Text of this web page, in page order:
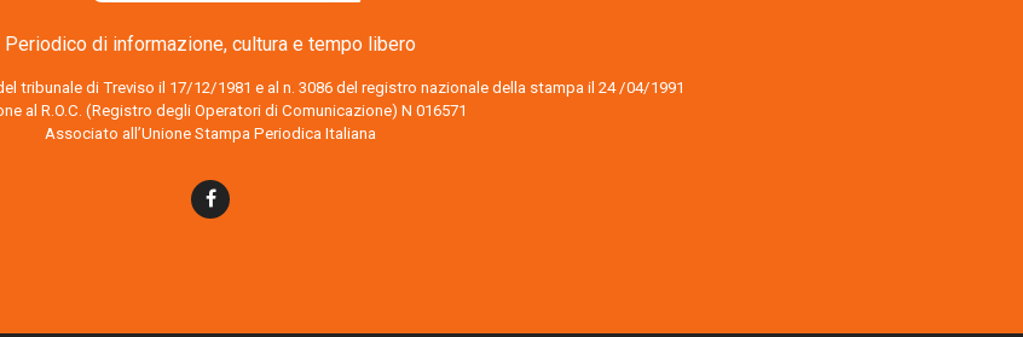
Periodico di informazione, cultura e tempo libero
tribunale di Treviso il 17/12/1981 e al n. 3086 del registro nazionale della stampa il 24 /04/1991
al R.O.C. (Registro degli Operatori di Comunicazione) N 016571
Associato all’Unione Stampa Periodica Italiana